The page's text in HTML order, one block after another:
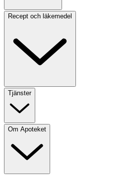
Recept och läkemedel
Tjänster
Om Apoteket